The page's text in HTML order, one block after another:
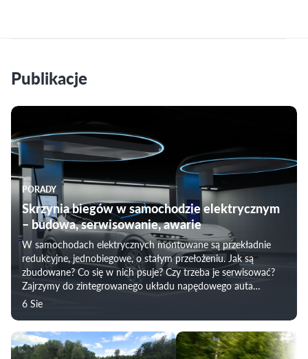
Publikacje
PORADY
Skrzynia biegów w samochodzie elektrycznym
– budowa, serwisowanie, awarie
W samochodach elektrycznych montowane są przekładnie
redukcyjne, jednobiegowe, o stałym przełożeniu. Jak są
zbudowane? Co się w nich psuje? Czy trzeba je serwisować?
Zajrzymy do zintegrowanego układu napędowego auta
elektrycznego i prześwietlimy „skrzynię biegów” w
6 Sie